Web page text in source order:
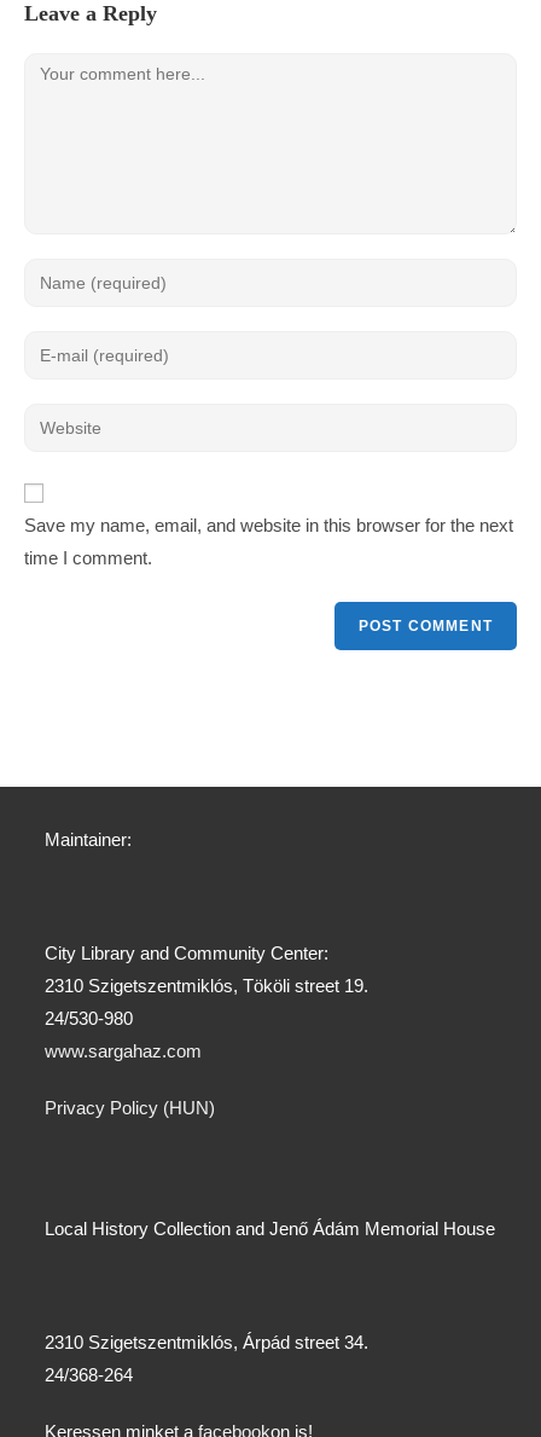
Leave a Reply
Save my name, email, and website in this browser for the next
time I comment.
Maintainer:
City Library and Community Center:
2310 Szigetszentmiklós, Tököli street 19.
24/530-980
www.sargahaz.com
Privacy Policy (HUN)
Local History Collection and Jenő Ádám Memorial House
2310 Szigetszentmiklós, Árpád street 34.
24/368-264
Keressen minket afacebookon is!